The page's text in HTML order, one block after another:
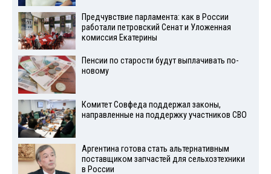
Предчувствие парламента: как в России
работали петровский Сенат и Уложенная
комиссия Екатерины
Пенсии по старости будут выплачивать по-
новому
Комитет Совфеда поддержал законы,
направленные на поддержку участников СВО
Аргентина готова стать альтернативным
поставщиком запчастей для сельхозтехники
в России